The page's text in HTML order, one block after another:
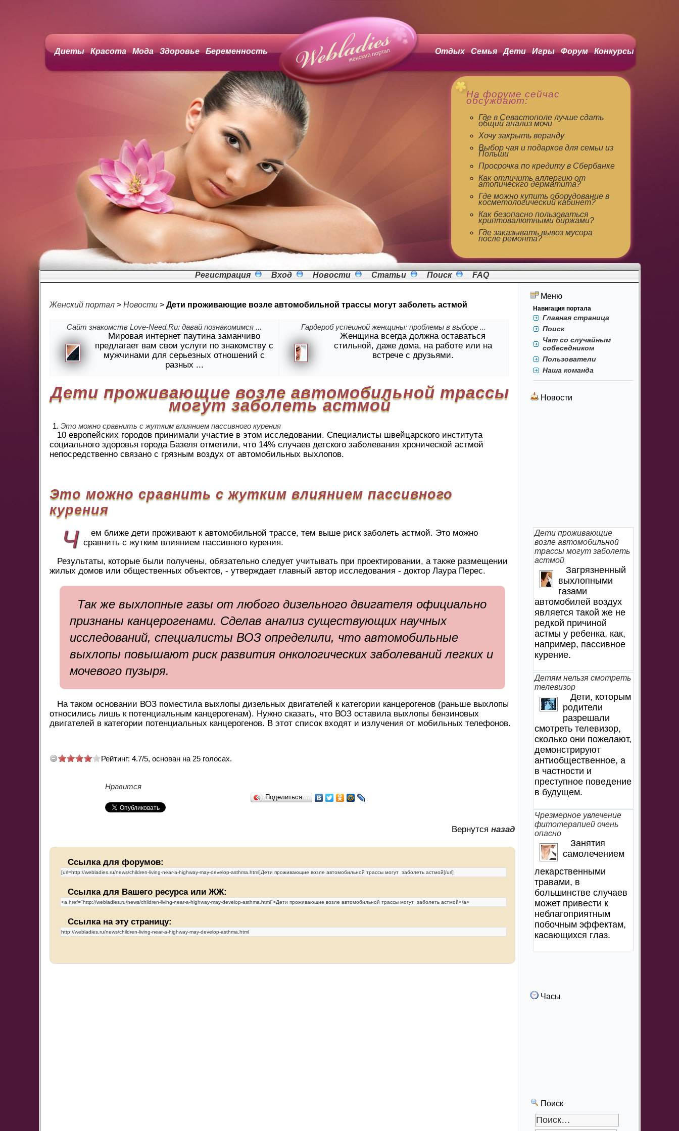
Диеты Красота Мода Здоровье Беременность Отдых Семья Дети Игры Форум Конкурсы
На форуме сейчас
обсуждают:
Где в Севастополе лучше сдать
общий анализ мочи
Хочу закрыть веранду
Выбор чая и подарков для семьи из
Польши
Просрочка по кредиту в Сбербанке
Как отличить аллергию от
атопическго дерматита?
Где можно купить оборудование в
косметологический кабинет?
Как безопасно пользоваться
криптовалютными биржами?
Где заказывать вывоз мусора
после ремонта?
Регистрация Вход Новости Статьи Поиск FAQ
Женский портал> Новости> Дети проживающие возле автомобильной трассы могут заболеть астмой
Сайт знакомств Love-Need.Ru: давай познакомимся ...
Мировая интернет паутина заманчиво
предлагает вам свои услуги по знакомству с
мужчинами для серьезных отношений с
разных ...
Гардероб успешной женщины: проблемы в выборе ...
Женщина всегда должна оставаться
стильной, даже дома, на работе или на
встрече с друзьями.
Дети проживающие возле автомобильной трассы
могут заболеть астмой
Это можно сравнить с жутким влиянием пассивного курения
10 европейских городов принимали участие в этом исследовании. Специалисты швейцарского института
социального здоровья города Базеля отметили, что 14% случаев детского заболевания хронической астмой
непосредственно связано с грязным воздух от автомобильных выхлопов.
Это можно сравнить с жутким влиянием пассивного
курения
Ч
ем ближе дети проживают к автомобильной трассе, тем выше риск заболеть астмой. Это можно
сравнить с жутким влиянием пассивного курения.
Результаты, которые были получены, обязательно следует учитывать при проектировании, а также размещении
жилых домов или общественных объектов, - утверждает главный автор исследования - доктор Лаура Перес.
Так же выхлопные газы от любого дизельного двигателя официально
признаны канцерогенами. Сделав анализ существующих научных
исследований, специалисты ВОЗ определили, что автомобильные
выхлопы повышают риск развития онкологических заболеваний легких и
мочевого пузыря.
На таком основании ВОЗ поместила выхлопы дизельных двигателей к категории канцерогенов (раньше выхлопы
относились лишь к потенциальным канцерогенам). Нужно сказать, что ВОЗ оставила выхлопы бензиновых
двигателей в категории потенциальных канцерогенов. В этот список входят и излучения от мобильных телефонов.
Рейтинг: 4.7/5, основан на 25голосах.
Нравится
Поделиться…
Вернутся назад
Ссылка для форумов:
Ссылка для Вашего ресурса или ЖЖ:
Ссылка на эту страницу:
Меню
Навигация портала
Главная страница
Поиск
Чат со случайным
собеседником
Пользователи
Наша команда
Новости
Дети проживающие
возле автомобильной
трассы могут заболеть
астмой
Загрязненный
выхлопными
газами
автомобилей воздух
является такой же не
редкой причиной
астмы у ребенка, как,
например, пассивное
курение.
Детям нельзя смотреть
телевизор
Дети, которым
родители
разрешали
смотреть телевизор,
сколько они пожелают,
демонстрируют
антиобщественное, а
в частности и
преступное поведение
в будущем.
Чрезмерное увлечение
фитотерапией очень
опасно
Занятия
самолечением
лекарственными
травами, в
большинстве случаев
может привести к
неблагоприятным
побочным эффектам,
касающихся глаз.
Часы
Поиск